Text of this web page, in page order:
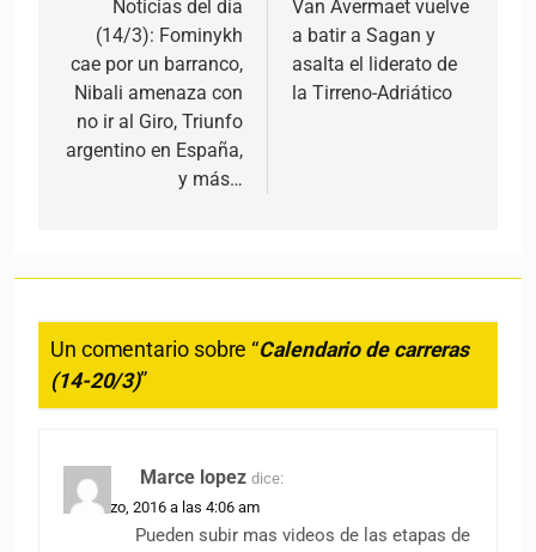
Noticias del día
(14/3): Fominykh
cae por un barranco,
Nibali amenaza con
no ir al Giro, Triunfo
argentino en España,
y más…
Van Avermaet vuelve
a batir a Sagan y
asalta el liderato de
la Tirreno-Adriático
Un comentario sobre “Calendario de carreras
(14-20/3)”
Marce lopez dice:
18 marzo, 2016 a las 4:06 am
Pueden subir mas videos de las etapas de